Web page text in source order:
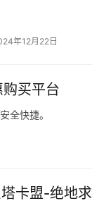
年12月22日
买平台
全快捷。
卡盟-绝地